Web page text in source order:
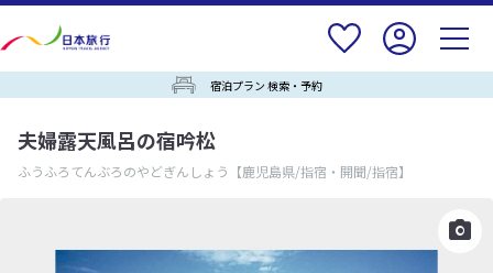
宿泊プラン 検索・予約
夫婦露天風呂の宿吟松
ふうふろてんぶろのやどぎんしょう 【鹿児島県/指宿・開聞/指宿】